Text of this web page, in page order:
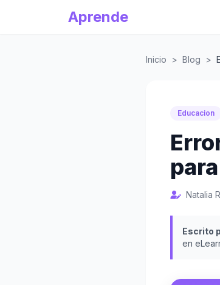
Aprende
Inicio > Blog >
Educacion
Natalia
Escrito
en